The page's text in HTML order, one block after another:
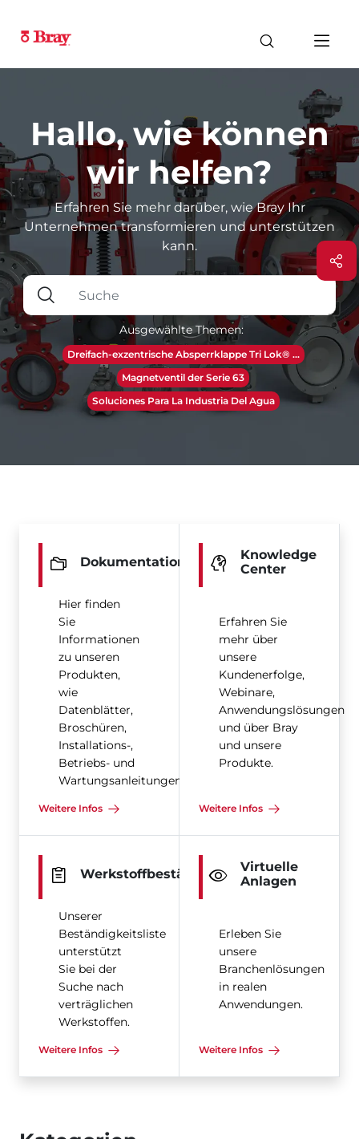
Hallo, wie können
wir helfen?
Erfahren Sie mehr darüber, wie Bray Ihr
Unternehmen transformieren und unterstützen
kann.
Ausgewählte Themen:
Dreifach-exzentrische Absperrklappe Tri Lok® ...
Magnetventil der Serie 63
Soluciones Para La Industria Del Agua
Dokumentation
Hier finden
Sie
Informationen
zu unseren
Produkten,
wie
Datenblätter,
Broschüren,
Installations-,
Betriebs- und
Wartungsanleitungen
Weitere Infos
Knowledge
Center
Erfahren Sie
mehr über
unsere
Kundenerfolge,
Webinare,
Anwendungslösungen
und über Bray
und unsere
Produkte.
Weitere Infos
Werkstoffbeständigkeit
Unserer
Beständigkeitsliste
unterstützt
Sie bei der
Suche nach
verträglichen
Werkstoffen.
Weitere Infos
Virtuelle
Anlagen
Erleben Sie
unsere
Branchenlösungen
in realen
Anwendungen.
Weitere Infos